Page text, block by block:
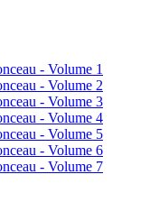
- Volume 1
- Volume 2
- Volume 3
- Volume 4
- Volume 5
- Volume 6
- Volume 7